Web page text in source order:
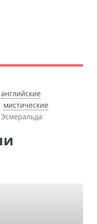
английские
мистические
Эсмеральда